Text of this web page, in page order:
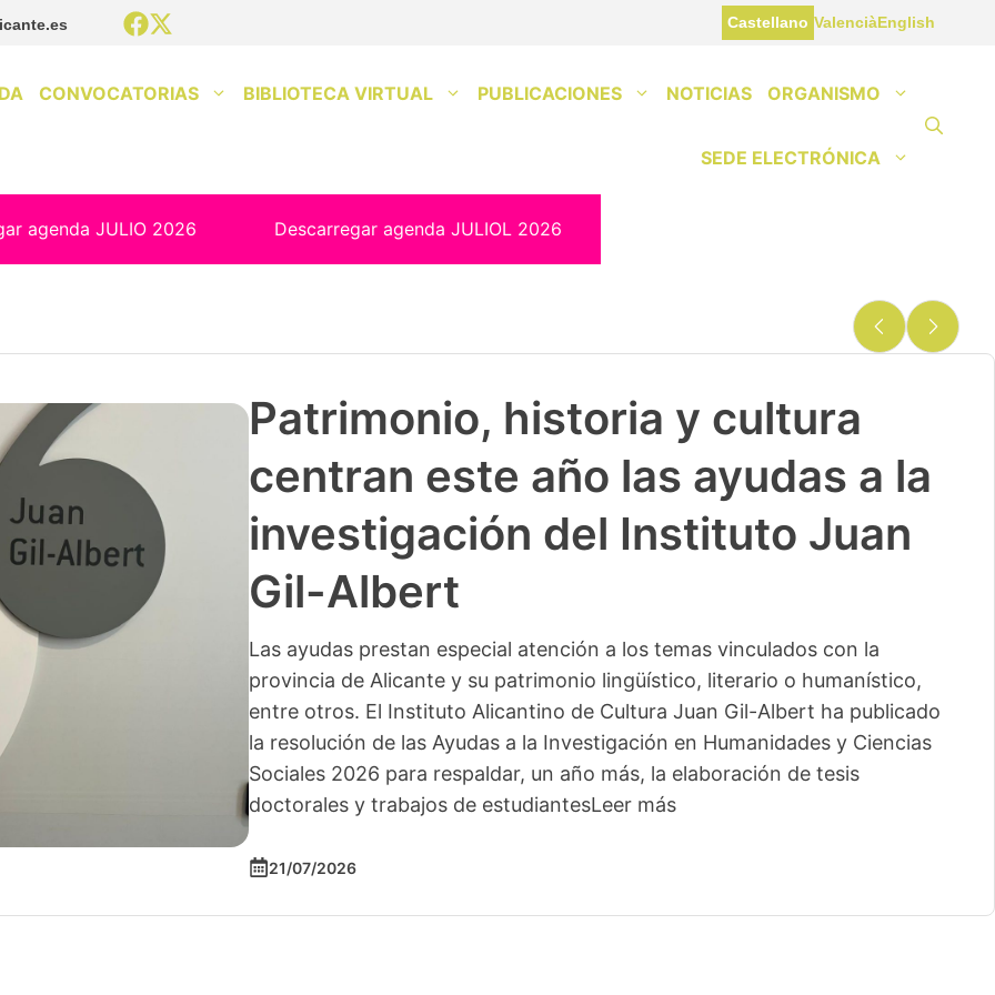
Castellano ValenciàEnglish
CONVOCATORIAS BIBLIOTECA VIRTUAL PUBLICACIONES NOTICIAS ORGANISMO
SEDE ELECTRÓNICA
agenda JULIO 2026 Descarregar agenda JULIOL 2026
Patrimonio, historia y cultura
centran este año las ayudas a la
investigación del Instituto Juan
Gil-Albert
Las ayudas prestan especial atención a los temas vinculados con la
provincia de Alicante y su patrimonio lingüístico, literario o humanístico,
entre otros. El Instituto Alicantino de Cultura Juan Gil-Albert ha publicado
la resolución de las Ayudas a la Investigación en Humanidades y Ciencias
Sociales 2026 para respaldar, un año más, la elaboración de tesis
doctorales y trabajos de estudiantesLeer más
21/07/2026